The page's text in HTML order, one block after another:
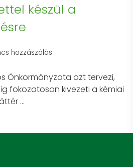
készül a
hozzászólás
Önkormányzata azt tervezi,
fokozatosan kivezeti a kémiai
…